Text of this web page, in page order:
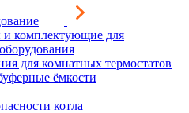
и комплектующие для
для комнатных термостатов
ёмкости
котла